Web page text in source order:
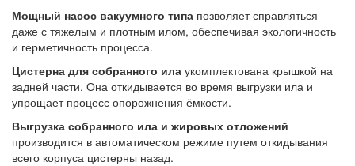
Мощный насос вакуумного типа позволяет справляться
даже с тяжелым и плотным илом, обеспечивая экологичность
и герметичность процесса.
Цистерна для собранного ила укомплектована крышкой на
задней части. Она откидывается во время выгрузки ила и
упрощает процесс опорожнения ёмкости.
Выгрузка собранного ила и жировых отложений
производится в автоматическом режиме путем откидывания
всего корпуса цистерны назад.